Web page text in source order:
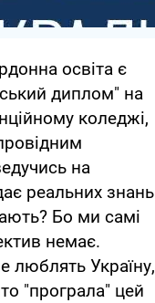
освіта є
диплом" на
коледжі,
на
реальних знань
Бо ми самі
немає.
люблять Україну,
"програла" цей